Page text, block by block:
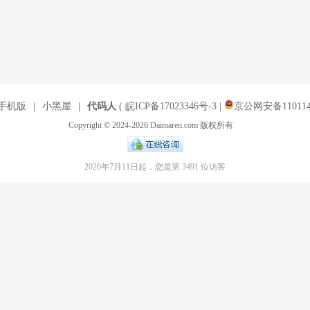
机版 小黑屋 代码人 ( 皖ICP备17023346号-3 京公网安备
Copyright © 2024-2026 Daimaren.com 版权所有